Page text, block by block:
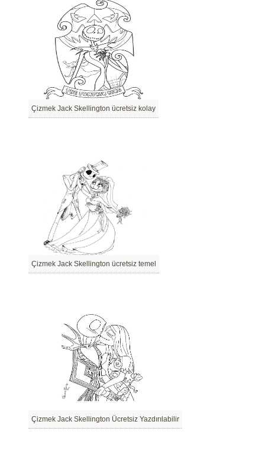
Çizmek Jack Skellington ücretsiz kolay
Çizmek Jack Skellington ücretsiz temel
Çizmek Jack Skellington Ücretsiz Yazdırılabilir